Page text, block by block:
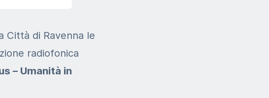
Città di Ravenna le
radiofonica
– Umanità in